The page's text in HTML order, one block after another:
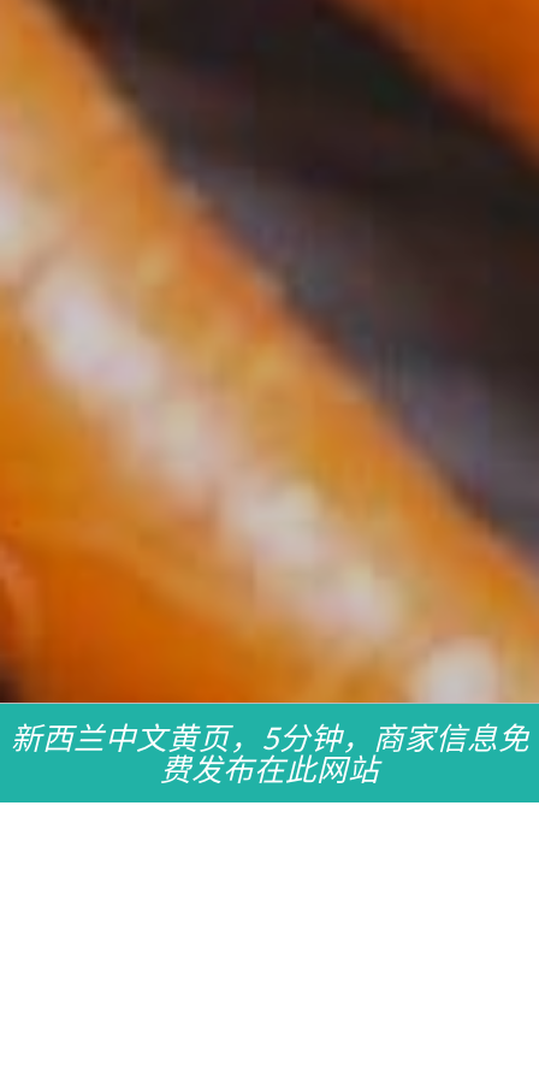
新西兰中文黄页，5分钟，商家信息免
费发布在此网站